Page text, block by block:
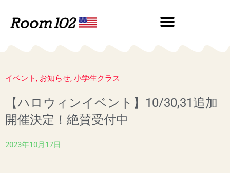
プイベント, お知らせ, 小学生クラス
【ハロウィンイベント】10/30,31追加
開催決定！絶賛受付中
2023年10月17日